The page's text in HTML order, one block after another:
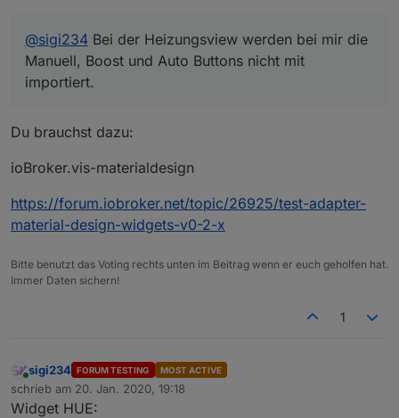
Flaggen:
Flaggen.zip
VIEW_Heizung_1_sigi234.txt
@sigi234 Bei der Heizungsview werden bei mir die
Manuell, Boost und Auto Buttons nicht mit
importiert.
Du brauchst dazu:
ioBroker.vis-materialdesign
https://forum.iobroker.net/topic/26925/test-adapter-
material-design-widgets-v0-2-x
Bitte benutzt das Voting rechts unten im Beitrag wenn er euch geholfen hat.
Immer Daten sichern!
1
Online
sigi234 FORUM TESTING MOST ACTIVE
schrieb am 20. Jan. 2020, 19:18
zuletzt editiert von
Widget HUE: